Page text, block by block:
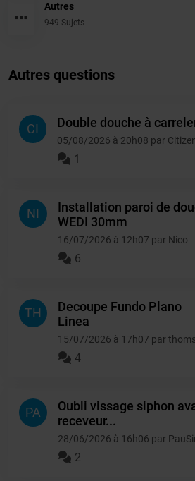
Autres
949 Sujets
Autres questions
CI Double douche à
05/08/2026 à 20h08 par
1
NI
Installation paroi de
WEDI 30mm
16/07/2026 à 12h07 par Nico
6
TH
Decoupe Fundo Plano
Linea
15/07/2026 à 17h07 par
4
PA
Oubli vissage siphon
receveur...
28/06/2026 à 16h06 par
2